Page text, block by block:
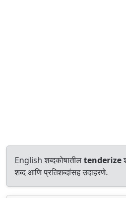
English शब्दकोषातीलtenderize
शब्द आणि प्रतिशब्दांसह उदाहरणे.